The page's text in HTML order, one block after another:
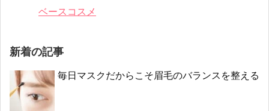
ベースコスメ
新着の記事
毎日マスクだからこそ眉毛のバランスを整える